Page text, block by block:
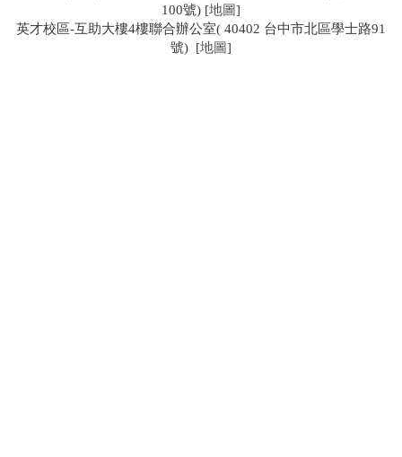
100號) [地圖]
英才校區-互助大樓4樓聯合辦公室( 40402 台中市北區學士路91
號) [地圖]